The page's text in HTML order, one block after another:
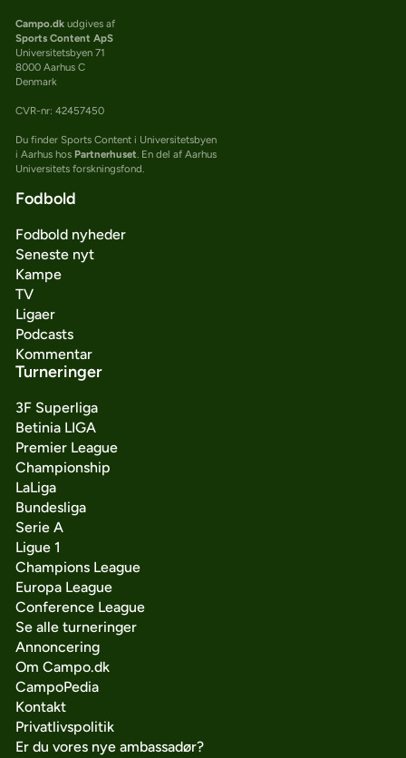
Campo.dkudgives af
Sports Content ApS
Universitetsbyen 71
8000 Aarhus C
Denmark
CVR-nr: 42457450
Du finder Sports Content i Universitetsbyen
i Aarhus hos Partnerhuset. En del af Aarhus
Universitets forskningsfond.
Fodbold
Fodbold nyheder
Seneste nyt
Kampe
TV
Ligaer
Podcasts
Kommentar
Turneringer
3F Superliga
Betinia LIGA
Premier League
Championship
LaLiga
Bundesliga
Serie A
Ligue 1
Champions League
Europa League
Conference League
Se alle turneringer
Annoncering
Om Campo.dk
CampoPedia
Kontakt
Privatlivspolitik
Er du vores nye ambassadør?